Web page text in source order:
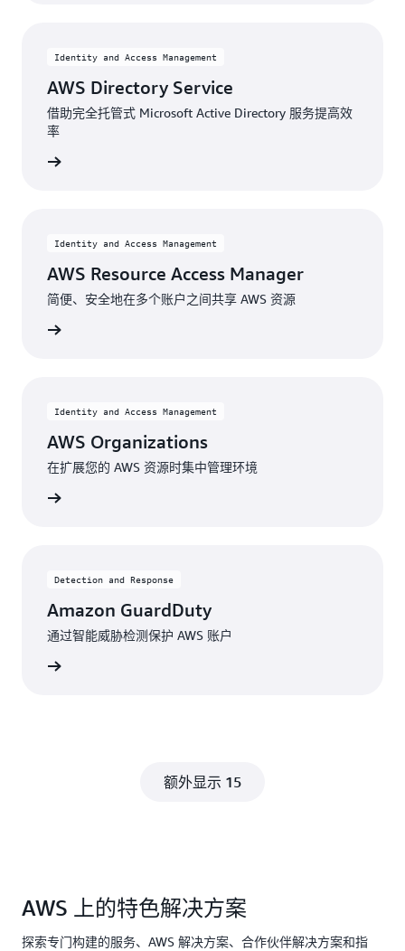
Identity and Access Management
AWS Directory Service
借助完全托管式 Microsoft Active Directory 服务提高效
率
Identity and Access Management
AWS Resource Access Manager
简便、安全地在多个账户之间共享 AWS 资源
Identity and Access Management
AWS Organizations
在扩展您的 AWS 资源时集中管理环境
Detection and Response
Amazon GuardDuty
通过智能威胁检测保护 AWS 账户
额外显示 15
AWS 上的特色解决方案
探索专门构建的服务、AWS 解决方案、合作伙伴解决方案和指